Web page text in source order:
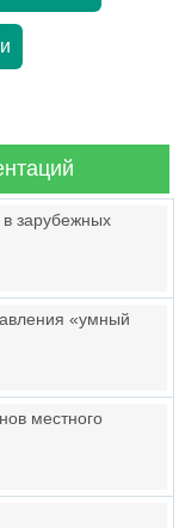
зарубежных
«умный
местного